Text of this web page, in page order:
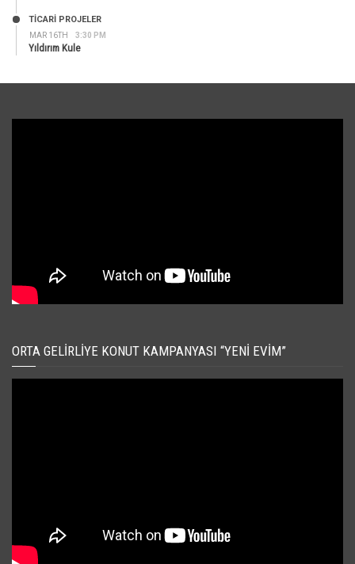
MAR 16TH 3:30 PM
TİCARİ PROJELER
Yıldırım Kule
ORTA GELIRLIYE KONUT KAMPANYASI “YENI EVIM”